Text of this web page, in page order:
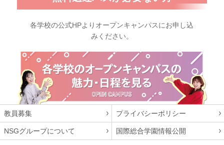
各学校の公式HPよりオープンキャンパスにお申し込
みください。
教員募集 プライバシーポリシー
NSGグループについて 国際総合学園情報公開